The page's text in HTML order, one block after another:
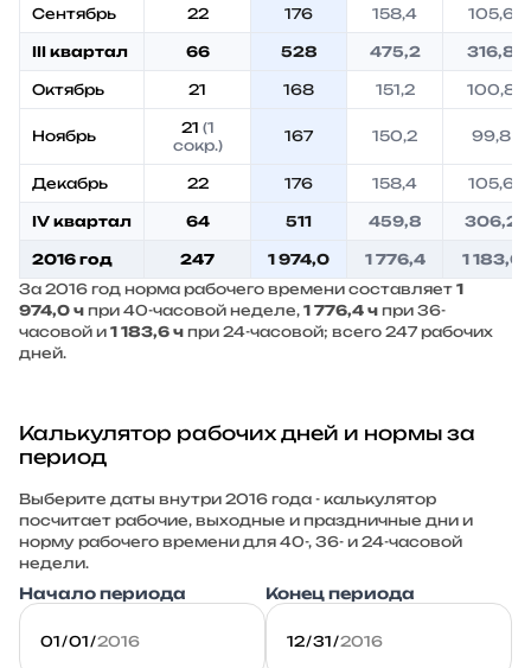
Сентябрь 22 176 158,4 105,6
III квартал 66 528 475,2 316,8
Октябрь 21 168 151,2 100,8
Ноябрь 21 (1
сокр.)
167 150,2 99,8
Декабрь 22 176 158,4 105,6
IV квартал 64 511 459,8 306,2
2016 год 247 1 974,0 1 776,4
1 183,6
За 2016 год норма рабочего времени составляет 1
974,0 ч при 40-часовой неделе, 1 776,4 ч при 36-
часовой и 1 183,6 ч при 24-часовой; всего 247 рабочих
дней.
Калькулятор рабочих дней и нормы за
период
Выберите даты внутри 2016 года - калькулятор
посчитает рабочие, выходные и праздничные дни и
норму рабочего времени для 40-, 36- и 24-часовой
недели.
Начало периода Конец периода